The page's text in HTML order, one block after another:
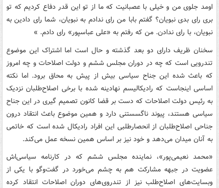
اومد جلوی من و خیلی با عصبانیت که ما از تو این قدر دفاع کردیم که تو
بری رای بدی نبویان؟ گفتم بابا من رای ندادم به نبویان، شما رای دادین به
نبویان، با رای ندادن. من که رفتم به «علی عباسپور» رای دادم. »
سخنان ظریف دارای دو بعد گذشته و حال است اما اشتراک این موضوع
تندرویی است که چه در دوران مجلس ششم و دولت اصلاحات و چه امروز
که باعث شده این جناح سیاسی بیش از پیش به محاق برود. اما نکته
اساسی اینجاست که رادیکالیسم نهادینه شده با برخی اصلاح‌طلبان نزدیک
به رئیس دولت اصلاحات که دست بر قضا کانون تصمیم گیری در این جناح
سیاسی هستند،‌ پیوند ناگسستنی دارد و همین موضوع باعث انتقاد درون
جناحی اصلاح‌طلبان از انحصارطلبی این افراد رادیکال شده است که خاتمی
به آنان میدان می‌دهد و خود نیز بر اساس همین نسخه عمل می‌کند.
«محمد نعیمی‌پور»، نماینده‌ مجلس ششم که در کارنامه‌ سیاسی‌اش
عضویت در جبهه مشارکت هم به چشم می‌خورد در گفت‌وگو با یکی از
وبسایت‌های اصلاح‌طلب نیز از تندروی‌های دوران اصلاحات انتقاد کرده